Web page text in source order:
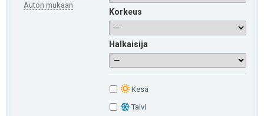
Auton mukaan
Korkeus
Halkaisija
Кesä
Talvi